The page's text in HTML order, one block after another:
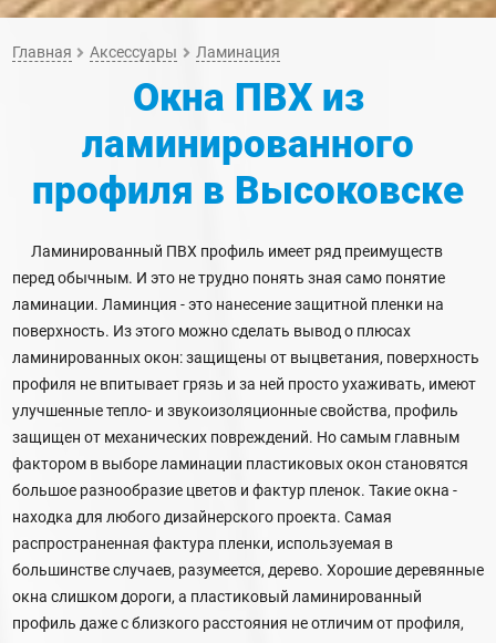
Главная Аксессуары Ламинация
Окна ПВХ из
ламинированного
профиля в Высоковске
Ламинированный ПВХ профиль имеет ряд преимуществ
перед обычным. И это не трудно понять зная само понятие
ламинации. Ламинция - это нанесение защитной пленки на
поверхность. Из этого можно сделать вывод о плюсах
ламинированных окон: защищены от выцветания, поверхность
профиля не впитывает грязь и за ней просто ухаживать, имеют
улучшенные тепло- и звукоизоляционные свойства, профиль
защищен от механических повреждений. Но самым главным
фактором в выборе ламинации пластиковых окон становятся
большое разнообразие цветов и фактур пленок. Такие окна -
находка для любого дизайнерского проекта. Самая
распространенная фактура пленки, используемая в
большинстве случаев, разумеется, дерево. Хорошие деревянные
окна слишком дороги, а пластиковый ламинированный
профиль даже с близкого расстояния не отличим от профиля,